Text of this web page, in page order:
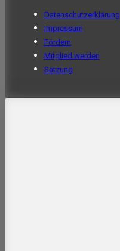
Datenschutzerklärung
Impressum
Fördern
Mitglied werden
Satzung